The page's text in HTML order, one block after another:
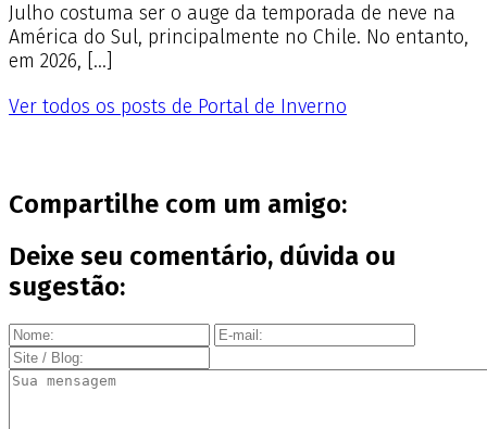
Julho costuma ser o auge da temporada de neve na
América do Sul, principalmente no Chile. No entanto,
em 2026, […]
Ver todos os posts de Portal de Inverno
Compartilhe com um amigo:
Deixe seu comentário, dúvida ou
sugestão: